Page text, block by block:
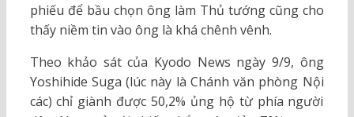
phiếu để bầu chọn ông làm Thủ tướng cũng cho
thấy niềm tin vào ông là khá chênh vênh.
Theo khảo sát của Kyodo News ngày 9/9, ông
Yoshihide Suga (lúc này là Chánh văn phòng Nội
các) chỉ giành được 50,2% ủng hộ từ phía người